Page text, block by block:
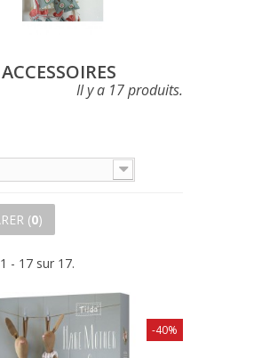
Il y a 17 produits.
(0)
- 17 sur 17.
-40%